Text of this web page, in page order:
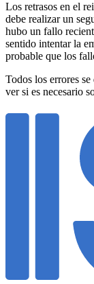
Los retrasos en el
debe realizar un
hubo un fallo
sentido intentar la
probable que los
Todos los errores
ver si es necesario